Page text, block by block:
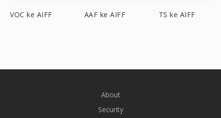
VOC ke AIFF AAF ke AIFF TS ke AIFF
About
Security